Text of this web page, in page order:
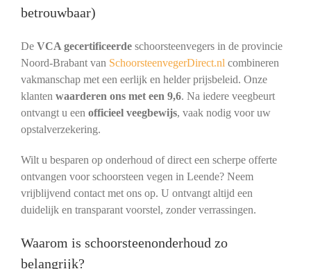
betrouwbaar)
De VCA gecertificeerdeschoorsteenvegers in de provincie
Noord-Brabant van SchoorsteenvegerDirect.nl combineren
vakmanschap met een eerlijk en helder prijsbeleid. Onze
klanten waarderen ons met een 9,6. Na iedere veegbeurt
ontvangt u een officieel veegbewijs, vaak nodig voor uw
opstalverzekering.
Wilt u besparen op onderhoud of direct een scherpe offerte
ontvangen voor schoorsteen vegen in Leende? Neem
vrijblijvend contact met ons op. U ontvangt altijd een
duidelijk en transparant voorstel, zonder verrassingen.
Waarom is schoorsteenonderhoud zo
belangrijk?